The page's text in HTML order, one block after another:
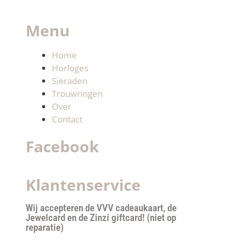
Menu
Home
Horloges
Sieraden
Trouwringen
Over
Contact
Facebook
Klantenservice
Wij accepteren de VVV cadeaukaart, de
Jewelcard en de Zinzi giftcard! (niet op
reparatie)